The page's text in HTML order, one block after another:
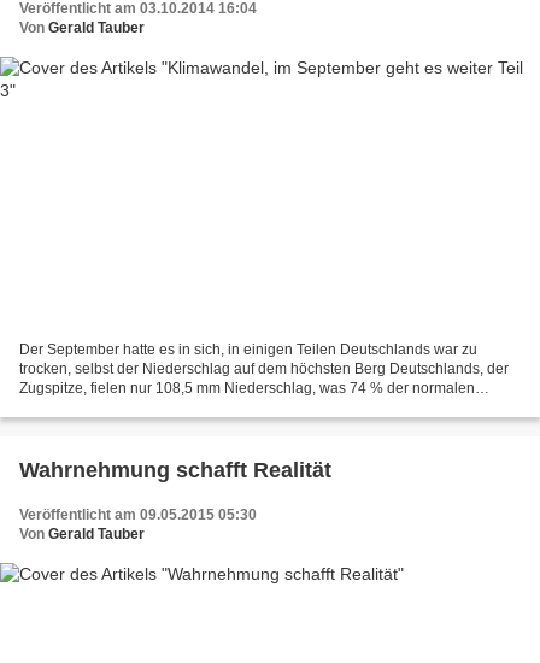
Veröffentlicht am 03.10.2014 16:04
Von Gerald Tauber
Der September hatte es in sich, in einigen Teilen Deutschlands war zu
trocken, selbst der Niederschlag auf dem höchsten Berg Deutschlands, der
Zugspitze, fielen nur 108,5 mm Niederschlag, was 74 % der normalen
Wahrnehmung schafft Realität
Veröffentlicht am 09.05.2015 05:30
Von Gerald Tauber